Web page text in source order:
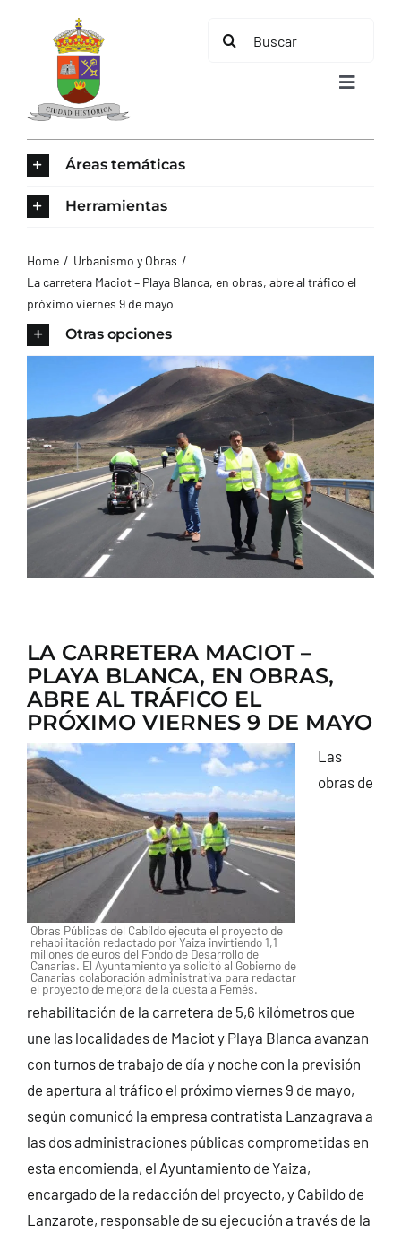
contenido
Buscar:
Toggle
AYUNTAMIENTO
Áreas temáticas
Herramientas
Home
Urbanismo y Obras
La carretera Maciot – Playa Blanca, en obras, abre al tráfico el
próximo viernes 9 de mayo
Otras opciones
LA CARRETERA MACIOT –
PLAYA BLANCA, EN OBRAS,
ABRE AL TRÁFICO EL
PRÓXIMO VIERNES 9 DE MAYO
Obras Públicas del Cabildo ejecuta el proyecto de
rehabilitación redactado por Yaiza invirtiendo 1,1
millones de euros del Fondo de Desarrollo de
Canarias. El Ayuntamiento ya solicitó al Gobierno de
Canarias colaboración administrativa para redactar
el proyecto de mejora de la cuesta a Femés.
Las
obras de
rehabilitación de la carretera de 5,6 kilómetros que
une las localidades de Maciot y Playa Blanca avanzan
con turnos de trabajo de día y noche con la previsión
de apertura al tráfico el próximo viernes 9 de mayo,
según comunicó la empresa contratista Lanzagrava a
las dos administraciones públicas comprometidas en
esta encomienda, el Ayuntamiento de Yaiza,
encargado de la redacción del proyecto, y Cabildo de
Lanzarote, responsable de su ejecución a través de la